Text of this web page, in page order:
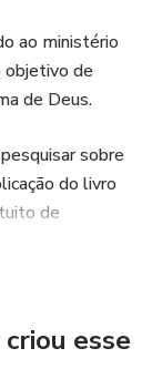
ao ministério
objetivo de
de Deus.
sobre
do livro
de
em
Luiz daesse